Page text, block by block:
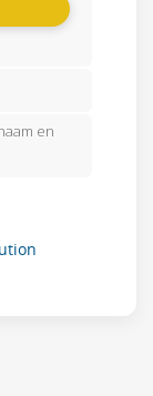
en